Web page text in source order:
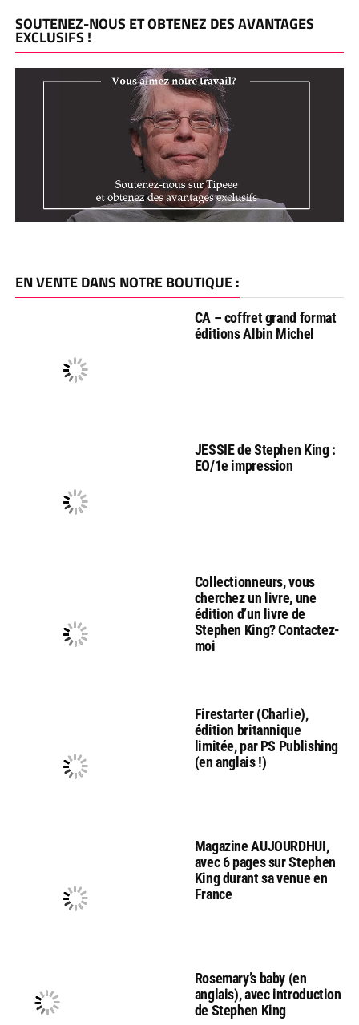
SOUTENEZ-NOUS ET OBTENEZ DES AVANTAGES
EXCLUSIFS !
EN VENTE DANS NOTRE BOUTIQUE :
CA – coffret grand format
éditions Albin Michel
JESSIE de Stephen King :
EO/1e impression
Collectionneurs, vous
cherchez un livre, une
édition d’un livre de
Stephen King? Contactez-
moi
Firestarter (Charlie),
édition britannique
limitée, par PS Publishing
(en anglais !)
Magazine AUJOURDHUI,
avec 6 pages sur Stephen
King durant sa venue en
France
Rosemary’s baby (en
anglais), avec introduction
de Stephen King